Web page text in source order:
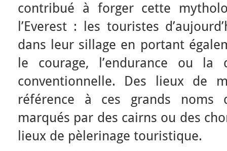
contribué à forger cette
l’Everest : les touristes
dans leur sillage en portant
le courage, l’endurance ou la
conventionnelle. Des lieux de
référence à ces grands noms
marqués par des cairns ou des
lieux de pèlerinage touristique.